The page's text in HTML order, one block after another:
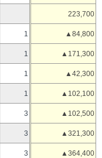
223,700
1 ▲84,800
1 ▲171,300
1 ▲42,300
1 ▲102,100
3 ▲102,500
3 ▲321,300
3 ▲364,400